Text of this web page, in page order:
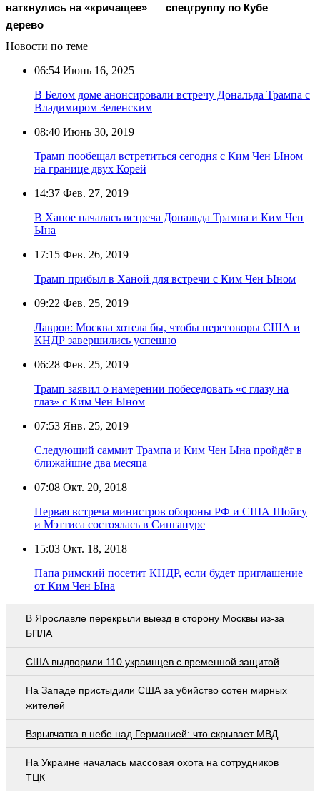
наткнулись на «кричащее»
дерево
спецгруппу по Кубе
Новости по теме
06:54 Июнь 16, 2025
В Белом доме анонсировали встречу Дональда Трампа с
Владимиром Зеленским
08:40 Июнь 30, 2019
Трамп пообещал встретиться сегодня с Ким Чен Ыном
на границе двух Корей
14:37 Фев. 27, 2019
В Ханое началась встреча Дональда Трампа и Ким Чен
Ына
17:15 Фев. 26, 2019
Трамп прибыл в Ханой для встречи с Ким Чен Ыном
09:22 Фев. 25, 2019
Лавров: Москва хотела бы, чтобы переговоры США и
КНДР завершились успешно
06:28 Фев. 25, 2019
Трамп заявил о намерении побеседовать «с глазу на
глаз» с Ким Чен Ыном
07:53 Янв. 25, 2019
Следующий саммит Трампа и Ким Чен Ына пройдёт в
ближайшие два месяца
07:08 Окт. 20, 2018
Первая встреча министров обороны РФ и США Шойгу
и Мэттиса состоялась в Сингапуре
15:03 Окт. 18, 2018
Папа римский посетит КНДР, если будет приглашение
от Ким Чен Ына
В Ярославле перекрыли выезд в сторону Москвы из-за
БПЛА
США выдворили 110 украинцев с временной защитой
На Западе пристыдили США за убийство сотен мирных
жителей
Взрывчатка в небе над Германией: что скрывает МВД
На Украине началась массовая охота на сотрудников
ТЦК